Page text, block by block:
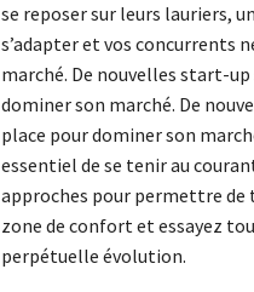
se reposer sur leurs lauriers,
s’adapter et vos concurrents
marché. De nouvelles start-
dominer son marché. De
place pour dominer son
essentiel de se tenir au
approches pour permettre de
zone de confort et essayez
perpétuelle évolution.